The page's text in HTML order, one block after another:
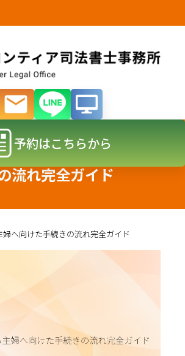
予約はこちらから
用する主婦へ向けた手続
流れ完全ガイド
へ向けた手続きの流れ完全ガイド